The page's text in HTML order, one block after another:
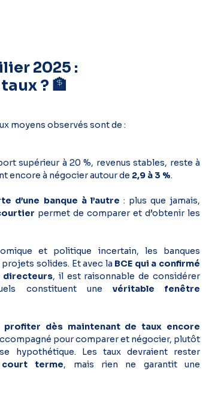
2025 :
? 🏦
moyens observés sont de :
supérieur à 20 %, revenus stables, reste à
encore à négocier autour de 2,9 à 3 %.
d’une banque à l’autre : plus que jamais,
permet de comparer et d’obtenir les
et politique incertain, les banques
solides. Et avec la BCE qui a confirmé
directeurs, il est raisonnable de considérer
constituent une véritable fenêtre
profiter dès maintenant de taux encore
pour comparer et négocier, plutôt
hypothétique. Les taux devraient rester
terme, mais rien ne garantit une